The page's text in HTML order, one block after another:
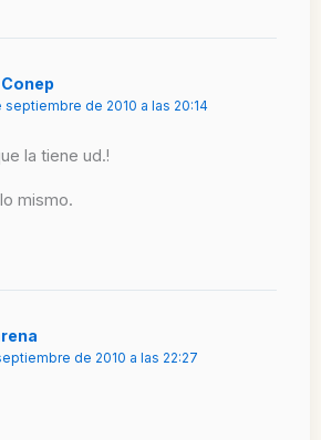
Conep
septiembre de 2010 a las 20:14
la tiene ud.!
mismo.
de 2010 a las 22:27